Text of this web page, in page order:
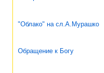
"Облако" на сл.А.Мурашко
Обращение к Богу